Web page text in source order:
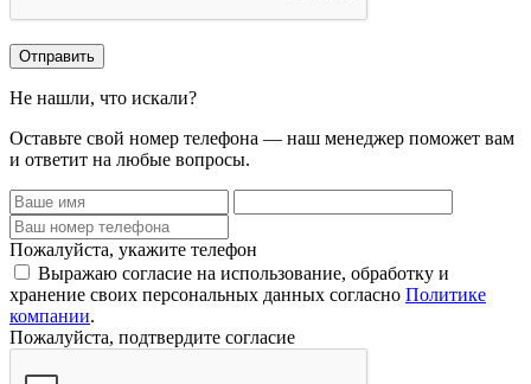
Отправить
Не нашли, что искали?
Оставьте свой номер телефона — наш менеджер поможет вам
и ответит на любые вопросы.
Пожалуйста, укажите телефон
Выражаю согласие на использование, обработку и
хранение своих персональных данных согласно Политике
компании.
Пожалуйста, подтвердите согласие